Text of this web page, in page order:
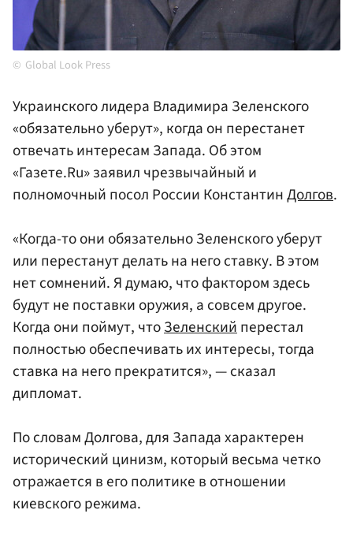
Global Look Press
Украинского лидера Владимира Зеленского
«обязательно уберут», когда он перестанет
отвечать интересам Запада. Об этом
«Газете.Ru» заявил чрезвычайный и
полномочный посол России КонстантинДолгов.
«Когда-то они обязательно Зеленского уберут
или перестанут делать на него ставку. В этом
нет сомнений. Я думаю, что фактором здесь
будут не поставки оружия, а совсем другое.
Когда они поймут, чтоЗеленскийперестал
полностью обеспечивать их интересы, тогда
ставка на него прекратится», — сказал
дипломат.
По словам Долгова, для Запада характерен
исторический цинизм, который весьма четко
отражается в его политике в отношении
киевского режима.